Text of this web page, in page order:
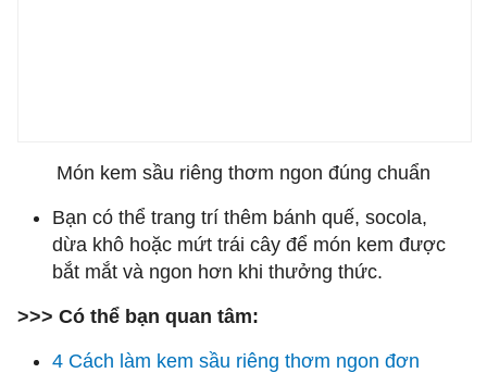
Món kem sầu riêng thơm ngon đúng chuẩn
Bạn có thể trang trí thêm bánh quế, socola,
dừa khô hoặc mứt trái cây để món kem được
bắt mắt và ngon hơn khi thưởng thức.
>>> Có thể bạn quan tâm:
4 Cách làm kem sầu riêng thơm ngon đơn